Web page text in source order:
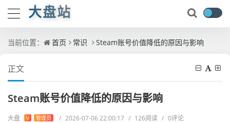
大盘站
当前位置： 首页 常识 Steam账号价值降低的原因与影响
正文
Steam账号价值降低的原因与影响
大盘 V 管理员 / 2026-07-06 22:00:17 / 126阅读 / 0评论